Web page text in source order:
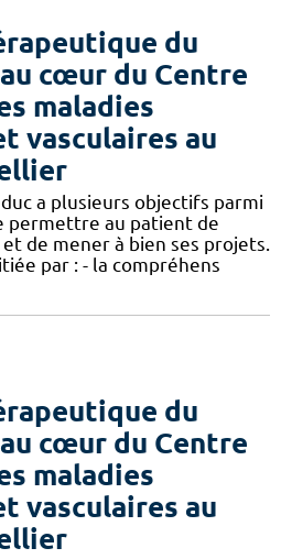
du
cœur du Centre
maladies
vasculaires au
a plusieurs objectifs parmi
permettre au patient de
de mener à bien ses projets.
par : - la compréhens
du
cœur du Centre
maladies
vasculaires au